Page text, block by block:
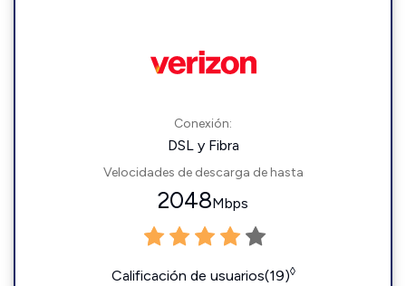
Conexión:
DSL y Fibra
Velocidades de descarga de hasta
2048Mbps
Calificación de usuarios(19)◊